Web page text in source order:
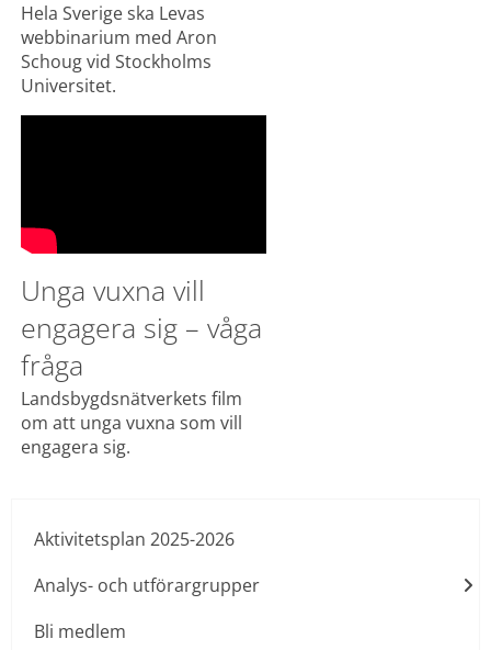
Hela Sverige ska Levas
webbinarium med Aron
Schoug vid Stockholms
Universitet.
Unga vuxna vill
engagera sig – våga
fråga
Landsbygdsnätverkets film
om att unga vuxna som vill
engagera sig.
Aktivitetsplan 2025-2026
Analys- och utförargrupper
Bli medlem